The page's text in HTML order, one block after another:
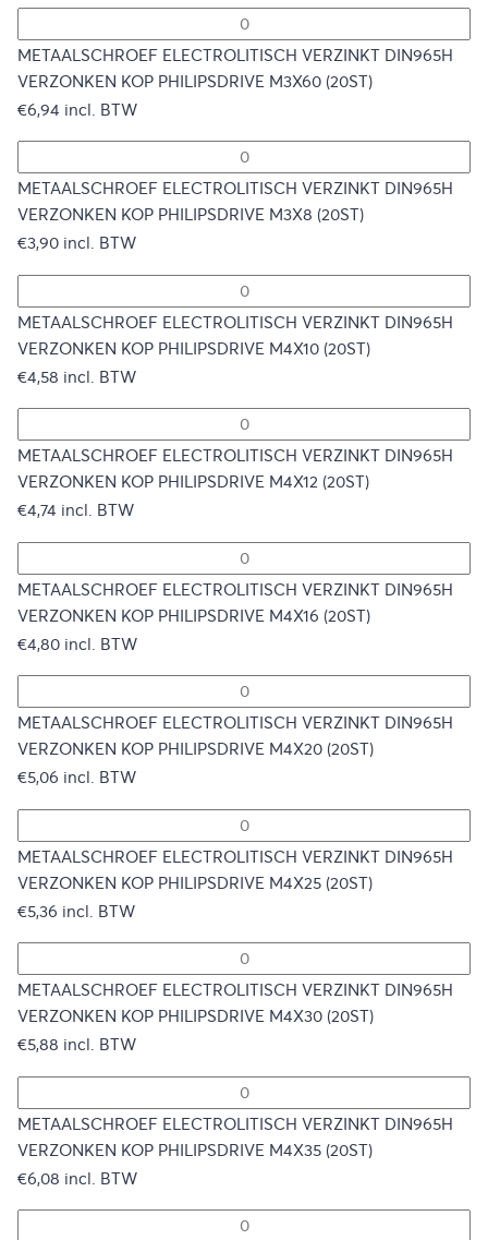
METAALSCHROEF ELECTROLITISCH VERZINKT DIN965H
VERZONKEN KOP PHILIPSDRIVE M3X60 (20ST)
€6,94 incl. BTW
METAALSCHROEF ELECTROLITISCH VERZINKT DIN965H
VERZONKEN KOP PHILIPSDRIVE M3X8 (20ST)
€3,90 incl. BTW
METAALSCHROEF ELECTROLITISCH VERZINKT DIN965H
VERZONKEN KOP PHILIPSDRIVE M4X10 (20ST)
€4,58 incl. BTW
METAALSCHROEF ELECTROLITISCH VERZINKT DIN965H
VERZONKEN KOP PHILIPSDRIVE M4X12 (20ST)
€4,74 incl. BTW
METAALSCHROEF ELECTROLITISCH VERZINKT DIN965H
VERZONKEN KOP PHILIPSDRIVE M4X16 (20ST)
€4,80 incl. BTW
METAALSCHROEF ELECTROLITISCH VERZINKT DIN965H
VERZONKEN KOP PHILIPSDRIVE M4X20 (20ST)
€5,06 incl. BTW
METAALSCHROEF ELECTROLITISCH VERZINKT DIN965H
VERZONKEN KOP PHILIPSDRIVE M4X25 (20ST)
€5,36 incl. BTW
METAALSCHROEF ELECTROLITISCH VERZINKT DIN965H
VERZONKEN KOP PHILIPSDRIVE M4X30 (20ST)
€5,88 incl. BTW
METAALSCHROEF ELECTROLITISCH VERZINKT DIN965H
VERZONKEN KOP PHILIPSDRIVE M4X35 (20ST)
€6,08 incl. BTW